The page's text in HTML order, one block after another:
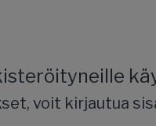
voit kirjautua